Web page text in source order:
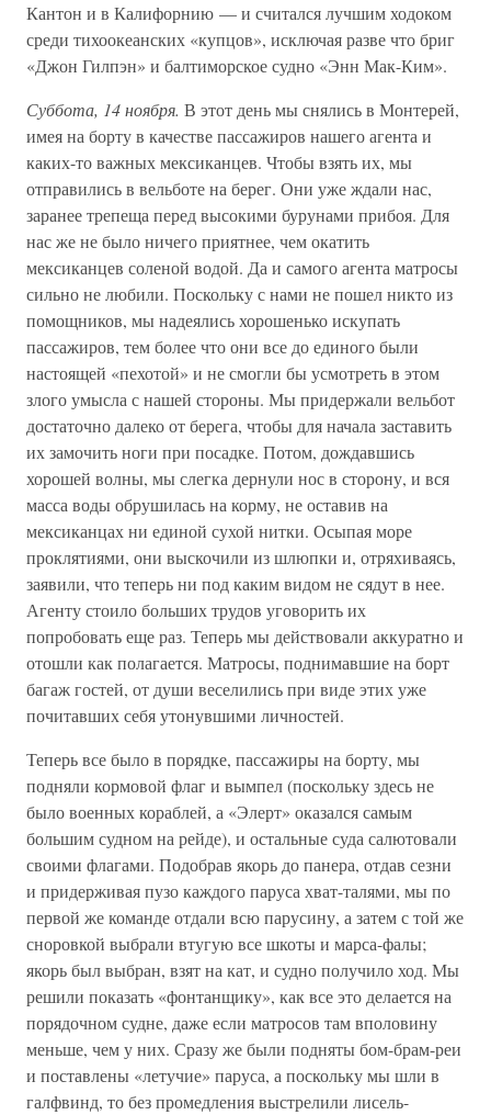
Кантон и в Калифорнию — и считался лучшим ходоком
среди тихоокеанских «купцов», исключая разве что бриг
«Джон Гилпэн» и балтиморское судно «Энн Мак-Ким».
Суббота, 14 ноября. В этот день мы снялись в Монтерей,
имея на борту в качестве пассажиров нашего агента и
каких-то важных мексиканцев. Чтобы взять их, мы
отправились в вельботе на берег. Они уже ждали нас,
заранее трепеща перед высокими бурунами прибоя. Для
нас же не было ничего приятнее, чем окатить
мексиканцев соленой водой. Да и самого агента матросы
сильно не любили. Поскольку с нами не пошел никто из
помощников, мы надеялись хорошенько искупать
пассажиров, тем более что они все до единого были
настоящей «пехотой» и не смогли бы усмотреть в этом
злого умысла с нашей стороны. Мы придержали вельбот
достаточно далеко от берега, чтобы для начала заставить
их замочить ноги при посадке. Потом, дождавшись
хорошей волны, мы слегка дернули нос в сторону, и вся
масса воды обрушилась на корму, не оставив на
мексиканцах ни единой сухой нитки. Осыпая море
проклятиями, они выскочили из шлюпки и, отряхиваясь,
заявили, что теперь ни под каким видом не сядут в нее.
Агенту стоило больших трудов уговорить их
попробовать еще раз. Теперь мы действовали аккуратно и
отошли как полагается. Матросы, поднимавшие на борт
багаж гостей, от души веселились при виде этих уже
почитавших себя утонувшими личностей.
Теперь все было в порядке, пассажиры на борту, мы
подняли кормовой флаг и вымпел (поскольку здесь не
было военных кораблей, а «Элерт» оказался самым
большим судном на рейде), и остальные суда салютовали
своими флагами. Подобрав якорь до панера, отдав сезни
и придерживая пузо каждого паруса хват-талями, мы по
первой же команде отдали всю парусину, а затем с той же
сноровкой выбрали втугую все шкоты и марса-фалы;
якорь был выбран, взят на кат, и судно получило ход. Мы
решили показать «фонтанщику», как все это делается на
порядочном судне, даже если матросов там вполовину
меньше, чем у них. Сразу же были подняты бом-брам-реи
и поставлены «летучие» паруса, а поскольку мы шли в
галфвинд, то без промедления выстрелили лисель-